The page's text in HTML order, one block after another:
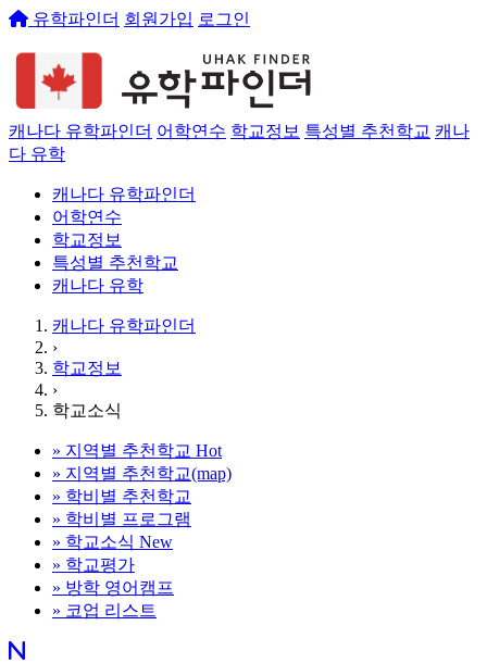
유학파인더 회원가입 로그인
캐나다 유학파인더 어학연수 학교정보 특성별 추천학교 캐나
다 유학
캐나다 유학파인더
어학연수
학교정보
특성별 추천학교
캐나다 유학
캐나다 유학파인더
›
학교정보
›
학교소식
» 지역별 추천학교 Hot
» 지역별 추천학교(map)
» 학비별 추천학교
» 학비별 프로그램
» 학교소식 New
» 학교평가
» 방학 영어캠프
» 코업 리스트